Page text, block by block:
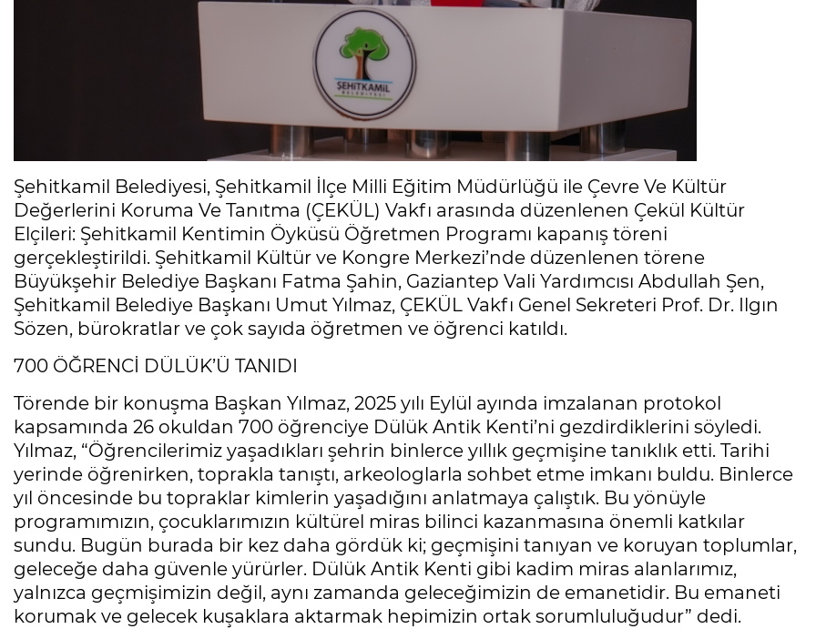
Şehitkamil Belediyesi, Şehitkamil İlçe Milli Eğitim Müdürlüğü ile Çevre Ve Kültür
Değerlerini Koruma Ve Tanıtma (ÇEKÜL) Vakfı arasında düzenlenen Çekül Kültür
Elçileri: Şehitkamil Kentimin Öyküsü Öğretmen Programı kapanış töreni
gerçekleştirildi. Şehitkamil Kültür ve Kongre Merkezi’nde düzenlenen törene
Büyükşehir Belediye Başkanı Fatma Şahin, Gaziantep Vali Yardımcısı Abdullah Şen,
Şehitkamil Belediye Başkanı Umut Yılmaz, ÇEKÜL Vakfı Genel Sekreteri Prof. Dr. Ilgın
Sözen, bürokratlar ve çok sayıda öğretmen ve öğrenci katıldı.
700 ÖĞRENCİ DÜLÜK’Ü TANIDI
Törende bir konuşma Başkan Yılmaz, 2025 yılı Eylül ayında imzalanan protokol
kapsamında 26 okuldan 700 öğrenciye Dülük Antik Kenti’ni gezdirdiklerini söyledi.
Yılmaz, “Öğrencilerimiz yaşadıkları şehrin binlerce yıllık geçmişine tanıklık etti. Tarihi
yerinde öğrenirken, toprakla tanıştı, arkeologlarla sohbet etme imkanı buldu. Binlerce
yıl öncesinde bu topraklar kimlerin yaşadığını anlatmaya çalıştık. Bu yönüyle
programımızın, çocuklarımızın kültürel miras bilinci kazanmasına önemli katkılar
sundu. Bugün burada bir kez daha gördük ki; geçmişini tanıyan ve koruyan toplumlar,
geleceğe daha güvenle yürürler. Dülük Antik Kenti gibi kadim miras alanlarımız,
yalnızca geçmişimizin değil, aynı zamanda geleceğimizin de emanetidir. Bu emaneti
korumak ve gelecek kuşaklara aktarmak hepimizin ortak sorumluluğudur” dedi.